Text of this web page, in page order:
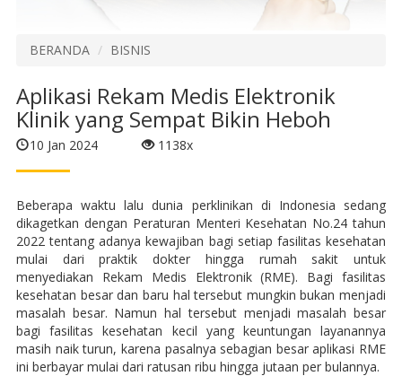
BERANDA BISNIS
Aplikasi Rekam Medis Elektronik
Klinik yang Sempat Bikin Heboh
10 Jan 2024 1138x
Beberapa waktu lalu dunia perklinikan di Indonesia sedang
dikagetkan dengan Peraturan Menteri Kesehatan No.24 tahun
2022 tentang adanya kewajiban bagi setiap fasilitas kesehatan
mulai dari praktik dokter hingga rumah sakit untuk
menyediakan Rekam Medis Elektronik (RME). Bagi fasilitas
kesehatan besar dan baru hal tersebut mungkin bukan menjadi
masalah besar. Namun hal tersebut menjadi masalah besar
bagi fasilitas kesehatan kecil yang keuntungan layanannya
masih naik turun, karena pasalnya sebagian besar aplikasi RME
ini berbayar mulai dari ratusan ribu hingga jutaan per bulannya.